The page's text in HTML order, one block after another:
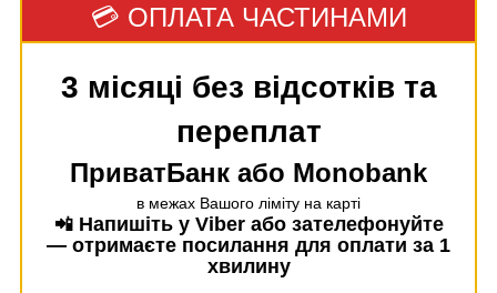
💳 ОПЛАТА ЧАСТИНАМИ
3 місяці без відсотків та
переплат
ПриватБанк або Monobank
в межах Вашого ліміту на карті
📲 Напишіть у Viber або зателефонуйте
— отримаєте посилання для оплати за 1
хвилину